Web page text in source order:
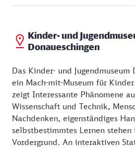
Kinder- und
Donaueschingen
Das Kinder- und Jugendmuseum
ein Mach-mit-​Museum für
zeigt Interessante Phänomene
Wissenschaft und Technik,
Nachdenken, eigenständiges
selbstbestimmtes Lernen stehen
Vordergrund. An interaktiven